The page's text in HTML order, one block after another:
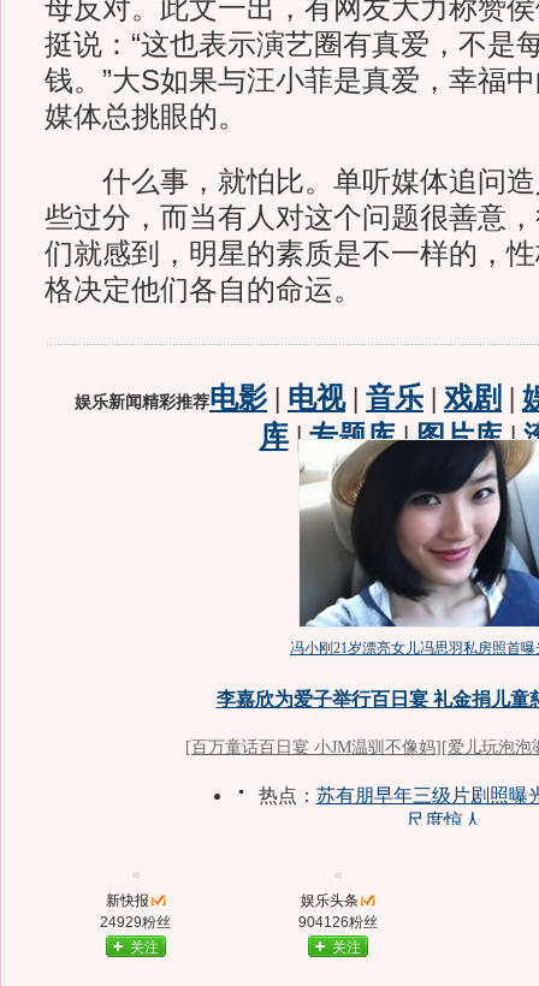
母反对。此文一出，有网友大力称赞
挺说：“这也表示演艺圈有真爱，不是
钱。”大S如果与汪小菲是真爱，幸福
媒体总挑眼的。
什么事，就怕比。单听媒体追问造
些过分，而当有人对这个问题很善意
们就感到，明星的素质是不一样的，
格决定他们各自的命运。
新快报
24929粉丝
关注
娱乐头条
904126粉丝
关注